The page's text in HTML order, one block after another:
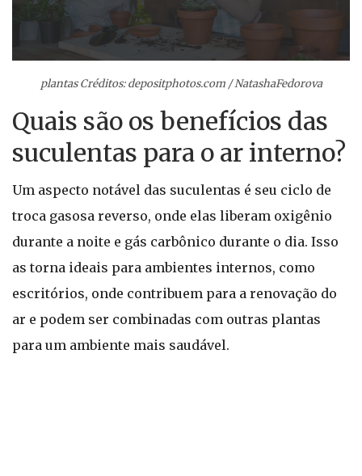
plantas Créditos: depositphotos.com / NatashaFedorova
Quais são os benefícios das
suculentas para o ar interno?
Um aspecto notável das suculentas é seu ciclo de
troca gasosa reverso, onde elas liberam oxigênio
durante a noite e gás carbônico durante o dia. Isso
as torna ideais para ambientes internos, como
escritórios, onde contribuem para a renovação do
ar e podem ser combinadas com outras plantas
para um ambiente mais saudável.